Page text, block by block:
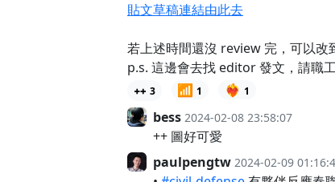
貼文草稿連結由此去
若上述時間還沒 review 完，可以改
p.s. 這邊會去找 editor 發文，請職
3 📶 1 ❤️‍🔥 1
bess 2024-02-08 23:58:07
++ 圖好可愛
paulpengtw 2024-02-09